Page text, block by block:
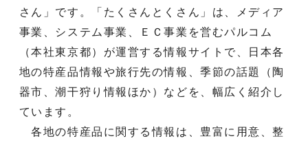
さん」です。「たくさんとくさん」は、メディア
事業、システム事業、ＥＣ事業を営むパルコム
（本社東京都）が運営する情報サイトで、日本各
地の特産品情報や旅行先の情報、季節の話題（陶
器市、潮干狩り情報ほか）などを、幅広く紹介し
ています。
各地の特産品に関する情報は、豊富に用意、整